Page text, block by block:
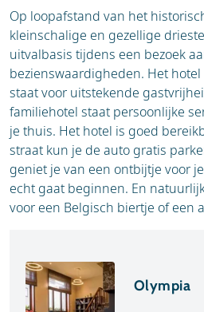
Op loopafstand van het
kleinschalige en gezellige
uitvalbasis tijdens een bezoek
bezienswaardigheden. Het
staat voor uitstekende
familiehotel staat persoonlijke
je thuis. Het hotel is goed
straat kun je de auto gratis
geniet je van een ontbijtje voor
echt gaat beginnen. En
voor een Belgisch biertje of een
Olympia